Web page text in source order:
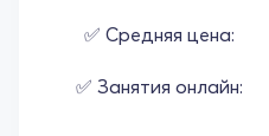
✅ Средняя цена:
✅ Занятия онлайн: